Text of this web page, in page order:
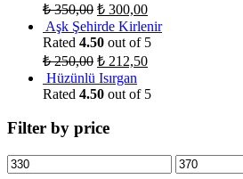
₺350,00 ₺ 300,00
Aşk Şehirde Kirlenir
Rated 4.50 out of 5
₺250,00 ₺ 212,50
Hüzünlü Isırgan
Rated 4.50 out of 5
Filter by price